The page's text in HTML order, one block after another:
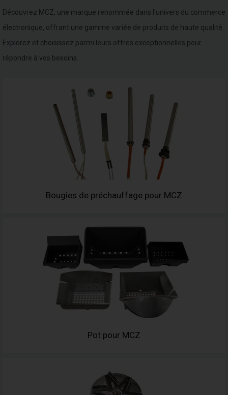
Découvrez MCZ, une marque renommée dans l'univers du commerce
électronique, offrant une gamme variée de produits de haute qualité.
Explorez et choisissez parmi leurs offres exceptionnelles pour
répondre à vos besoins.
Bougies de préchauffage pour MCZ
Pot pour MCZ